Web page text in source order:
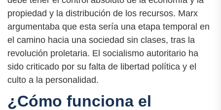
propiedad y la distribución de los recursos. Marx
argumentaba que esta sería una etapa temporal en
el camino hacia una sociedad sin clases, tras la
revolución proletaria. El socialismo autoritario ha
sido criticado por su falta de libertad política y el
culto a la personalidad.
¿Cómo funciona el